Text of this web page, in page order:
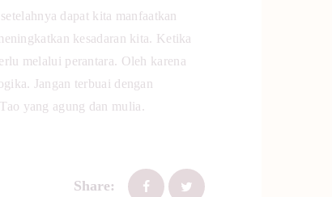
dapat kita manfaatkan
kesadaran kita. Ketika
melalui perantara. Oleh karena
Jangan terbuai dengan
yang agung dan mulia.
Share: